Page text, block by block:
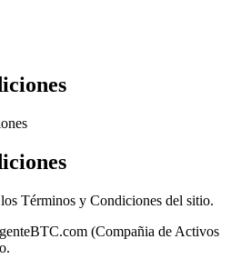
Términos y Condiciones del sitio.
(Compañia de Activos